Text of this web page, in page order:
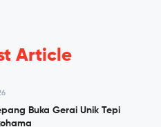
Article
Buka Gerai Unik Tepi